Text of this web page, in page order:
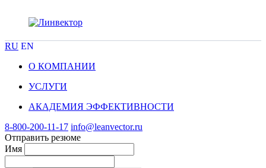
RU EN
О КОМПАНИИ
УСЛУГИ
АКАДЕМИЯ ЭФФЕКТИВНОСТИ
8-800-200-11-17 info@leanvector.ru
Отправить резюме
Имя